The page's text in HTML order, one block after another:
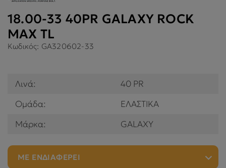
18.00-33 40PR GALAXY ROCK
MAX TL
Κωδικός: GA320602-33
Λινά:
40 PR
Ομάδα:
ΕΛΑΣΤΙΚΑ
Μάρκα:
GALAXY
ΜΕ ΕΝΔΙΑΦΕΡΕΙ